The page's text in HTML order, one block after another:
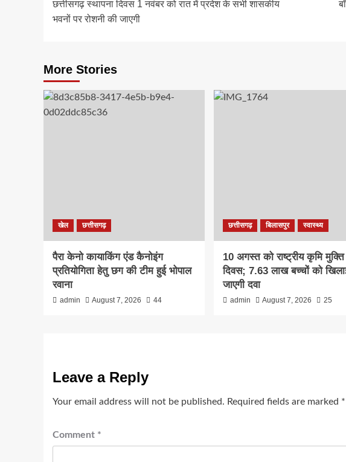
navigation
छत्तीसगढ़ स्थापना दिवस 1 नवंबर को रात में प्रदेश के सभी शासकीय
भवनों पर रोशनी की जाएगी
More Stories
खेल छत्तीसगढ़
पैरा केनो कायाकिंग एंड कैनोइंग
प्रतियोगिता हेतु छग की टीम हुई भोपाल
रवाना
admin August 7, 2026 44
छत्तीसगढ़ बिलासपुर स्वास्थ्य
10 अगस्त को राष्ट्रीय कृमि मुक्ति
दिवस; 7.63 लाख बच्चों को
जाएगी दवा
admin August 7, 2026 25
Leave a Reply
Your email address will not be published. Required fields are marked *
Comment *